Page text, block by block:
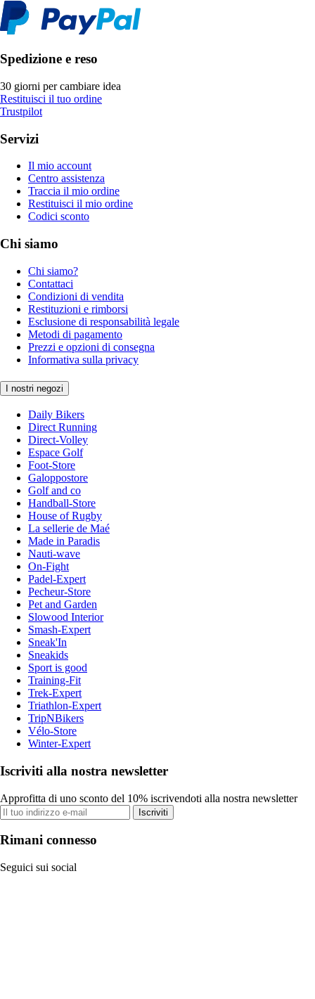
Spedizione e reso
30 giorni per cambiare idea
Restituisci il tuo ordine
Trustpilot
Servizi
Il mio account
Centro assistenza
Traccia il mio ordine
Restituisci il mio ordine
Codici sconto
Chi siamo
Chi siamo?
Contattaci
Condizioni di vendita
Restituzioni e rimborsi
Esclusione di responsabilità legale
Metodi di pagamento
Prezzi e opzioni di consegna
Informativa sulla privacy
I nostri negozi
Daily Bikers
Direct Running
Direct-Volley
Espace Golf
Foot-Store
Galoppostore
Golf and co
Handball-Store
House of Rugby
La sellerie de Maé
Made in Paradis
Nauti-wave
On-Fight
Padel-Expert
Pecheur-Store
Pet and Garden
Slowood Interior
Smash-Expert
Sneak'In
Sneakids
Sport is good
Training-Fit
Trek-Expert
Triathlon-Expert
TripNBikers
Vélo-Store
Winter-Expert
Iscriviti alla nostra newsletter
Approfitta di uno sconto del 10% iscrivendoti alla nostra newsletter
Iscriviti
Rimani connesso
Seguici sui social